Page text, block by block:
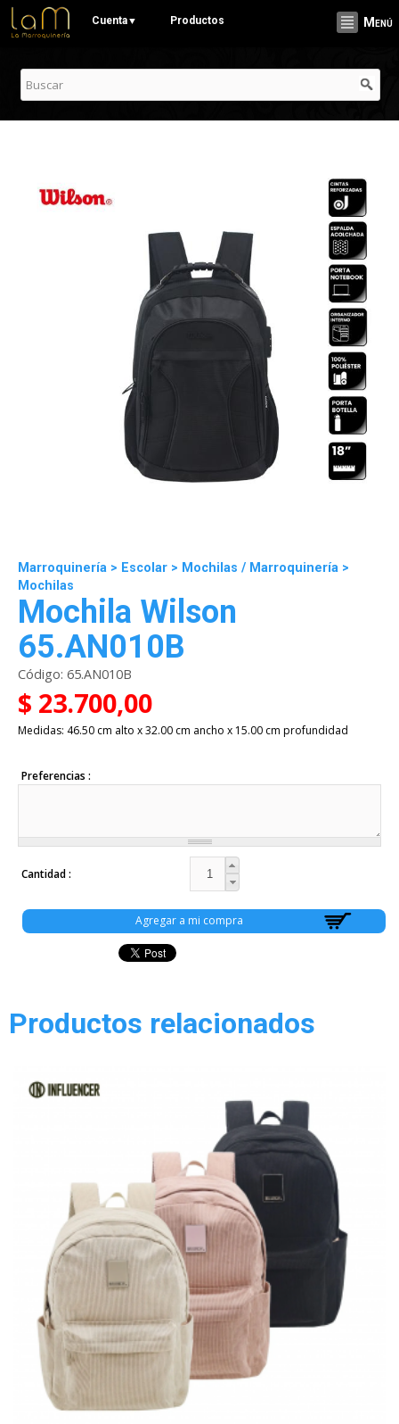
contenido
Cuenta▼ Productos Menú
Marroquinería > Escolar > Mochilas / Marroquinería >
Mochilas
Mochila Wilson
65.AN010B
Código: 65.AN010B
$ 23.700,00
Medidas: 46.50 cm alto x 32.00 cm ancho x 15.00 cm profundidad
Preferencias
Cantidad
Productos relacionados